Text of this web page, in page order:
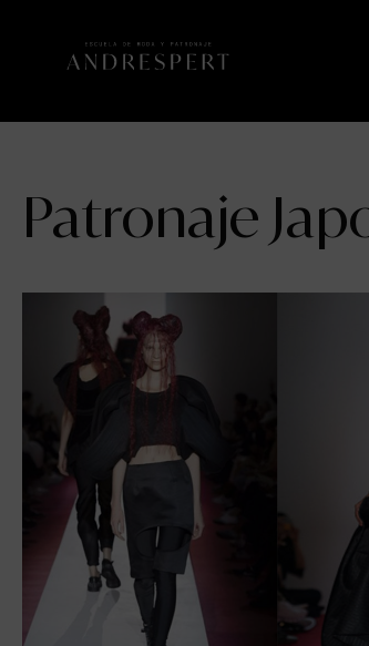
Patronaje